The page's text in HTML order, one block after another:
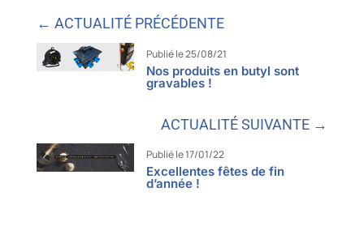
← ACTUALITÉ PRÉCÉDENTE
Publié le 25/08/21
Nos produits en butyl sont
gravables !
ACTUALITÉ SUIVANTE →
Publié le 17/01/22
Excellentes fêtes de fin
d’année !